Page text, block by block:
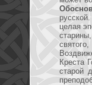
целая
Креста
старой